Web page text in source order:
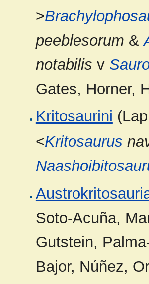
>
peeblesorum &
notabilis v
Gates, Horner,
Kritosaurini
<Kritosaurus
Soto-Acuña,
Gutstein,
Bajor, Núñez,